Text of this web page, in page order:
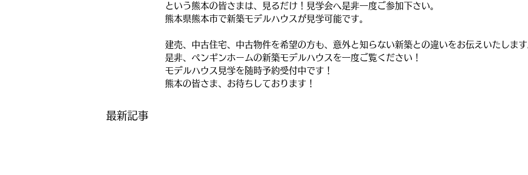
という熊本の皆さまは、見るだけ！見学会へ是非一度ご参加下さい。
熊本県熊本市で新築モデルハウスが見学可能です。
建売、中古住宅、中古物件を希望の方も、意外と知らない新築との違いをお伝えいたします
是非、ペンギンホームの新築モデルハウスを一度ご覧ください！
モデルハウス見学を随時予約受付中です！
熊本の皆さま、お待ちしております！
最新記事